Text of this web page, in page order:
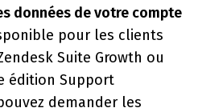
données de votre compte
pour les clients
Suite Growth ou
édition Support
demander les